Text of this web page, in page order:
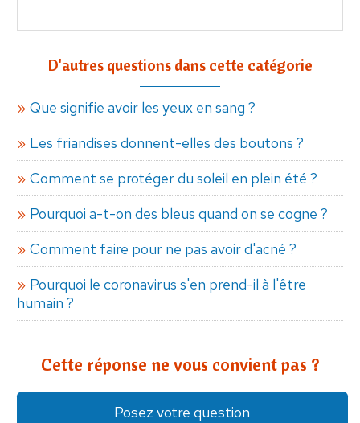
D'autres questions dans cette catégorie
Que signifie avoir les yeux en sang ?
Les friandises donnent-elles des boutons ?
Comment se protéger du soleil en plein été ?
Pourquoi a-t-on des bleus quand on se cogne ?
Comment faire pour ne pas avoir d'acné ?
Pourquoi le coronavirus s'en prend-il à l'être
humain ?
Cette réponse ne vous convient pas ?
Posez votre question